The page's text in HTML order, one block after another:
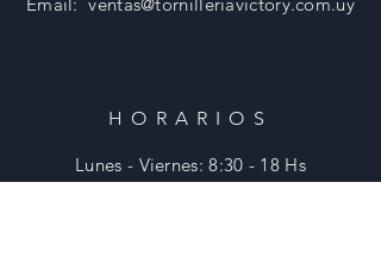
HORARIOS
Lunes - Viernes: 8:30 - 18 Hs